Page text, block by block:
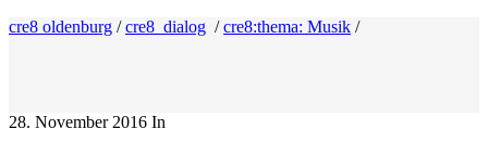
cre8 oldenburg /cre8_dialog /cre8:thema: Musik /
28. November 2016 In